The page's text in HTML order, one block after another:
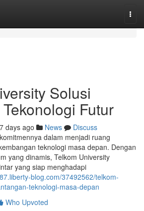
Solusi
Futur
days ago News
Discuss
dalam menjadi ruang
teknologi masa depan. Dengan
yang dinamis, Telkom University
yang siap menghadapi
blog.com/37492562/telkom-
teknologi-masa-depan
Who Upvoted